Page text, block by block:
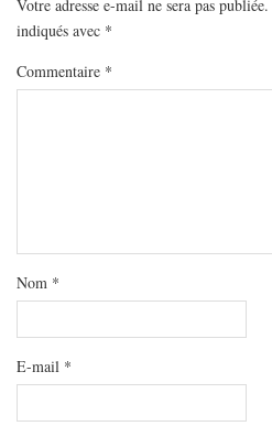
MODE
BEAUTÉ
DIVERSES BOX
Votre adresse e-mail ne sera pas publiée.
indiqués avec *
Commentaire *
Nom *
E-mail *